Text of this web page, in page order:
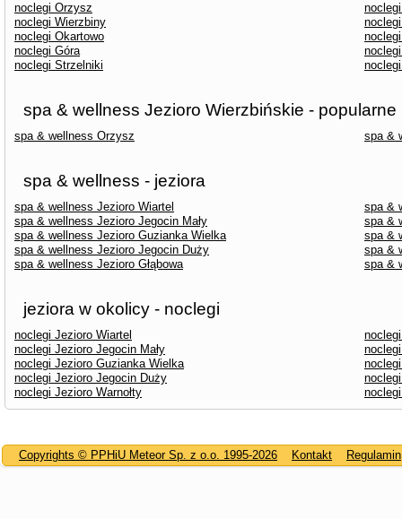
noclegi Orzysz
noclegi Wierzbiny
noclegi Okartowo
noclegi Góra
noclegi Strzelniki
spa & wellness Jezioro Wierzbińskie - popularne
spa & wellness Orzysz spa &
spa & wellness - jeziora
spa & wellness Jezioro Wiartel
spa &
spa & wellness Jezioro Jegocin Mały
spa &
spa & wellness Jezioro Guzianka Wielka
spa &
spa & wellness Jezioro Jegocin Duży
spa &
spa & wellness Jezioro Głąbowa
spa &
jeziora w okolicy - noclegi
noclegi Jezioro Wiartel
noclegi Jezioro Jegocin Mały
noclegi Jezioro Guzianka Wielka
noclegi Jezioro Jegocin Duży
noclegi Jezioro Warnołty
Copyrights © PPHiU Meteor Sp. z o.o. 1995-2026 Kontakt Regulamin